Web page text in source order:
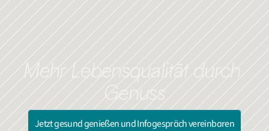
Jetzt gesund genießen und Infogespräch vereinbaren